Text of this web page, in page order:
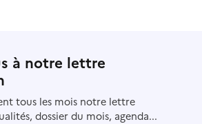
à notre lettre
tous les mois notre lettre
dossier du mois, agenda...